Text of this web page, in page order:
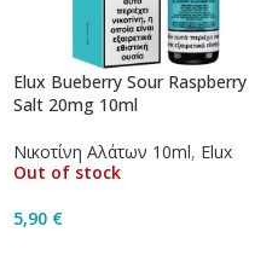
Elux Bueberry Sour Raspberry
Salt 20mg 10ml
Νικοτίνη Αλάτων 10ml, Elux
Out of stock
5,90 €